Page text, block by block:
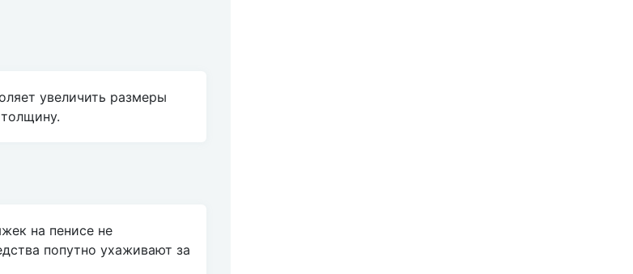
увеличить размеры
на пенисе не
попутно ухаживают за